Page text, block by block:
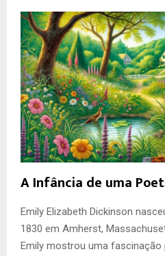
A Infância de uma
Emily Elizabeth Dickinson
1830 em Amherst,
Emily mostrou uma fascinação